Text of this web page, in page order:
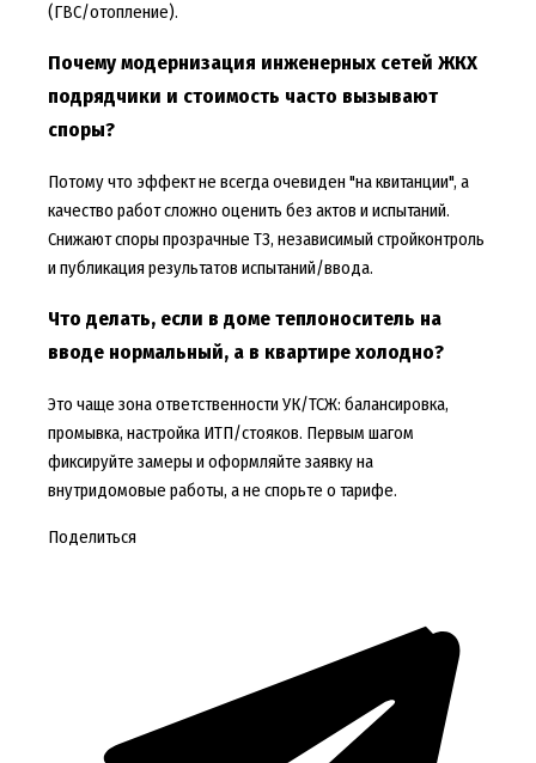
(ГВС/отопление).
Почему модернизация инженерных сетей ЖКХ
подрядчики и стоимость часто вызывают
споры?
Потому что эффект не всегда очевиден "на квитанции", а
качество работ сложно оценить без актов и испытаний.
Снижают споры прозрачные ТЗ, независимый стройконтроль
и публикация результатов испытаний/ввода.
Что делать, если в доме теплоноситель на
вводе нормальный, а в квартире холодно?
Это чаще зона ответственности УК/ТСЖ: балансировка,
промывка, настройка ИТП/стояков. Первым шагом
фиксируйте замеры и оформляйте заявку на
внутридомовые работы, а не спорьте о тарифе.
Поделиться